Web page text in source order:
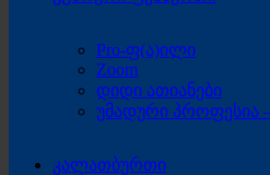
Pro-ფ(ა)ილი
Zoom
დიდი ათიანები
უმადური პროფესია
კალათბურთი